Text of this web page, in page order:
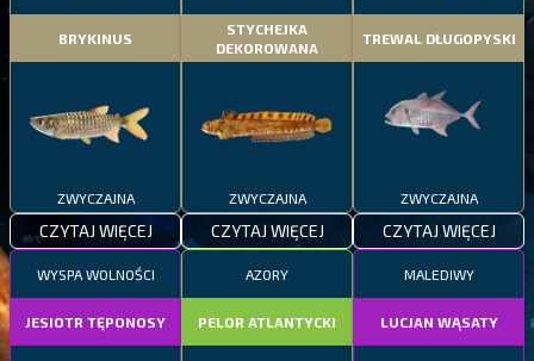
BRYKINUS
ZWYCZAJNA
CZYTAJ WIĘCEJ
STYCHEJKA
DEKOROWANA
ZWYCZAJNA
CZYTAJ WIĘCEJ
TREWAL DŁUGOPYSKI
ZWYCZAJNA
CZYTAJ WIĘCEJ
WYSPA WOLNOŚCI
JESIOTR TĘPONOSY
AZORY
PELOR ATLANTYCKI
MALEDIWY
LUCJAN WĄSATY